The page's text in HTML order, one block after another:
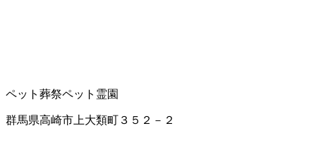
ペット葬祭ペット霊園
群馬県高崎市上大類町３５２－２